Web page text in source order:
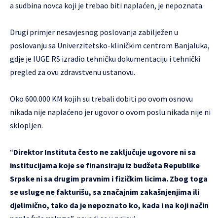
a sudbina novca koji je trebao biti naplaćen, je nepoznata.
Drugi primjer nesavjesnog poslovanja zabilježen u
poslovanju sa Univerzitetsko-kliničkim centrom Banjaluka,
gdje je IUGE RS izradio tehničku dokumentaciju i tehnički
pregled za ovu zdravstvenu ustanovu.
Oko 600.000 KM kojih su trebali dobiti po ovom osnovu
nikada nije naplaćeno jer ugovor o ovom poslu nikada nije ni
sklopljen.
“Direktor Instituta često ne zaključuje ugovore ni sa
institucijama koje se finansiraju iz budžeta Republike
Srpske ni sa drugim pravnim i fizičkim licima. Zbog toga
se usluge ne fakturišu, sa značajnim zakašnjenjima ili
djelimično, tako da je nepoznato ko, kada i na koji način